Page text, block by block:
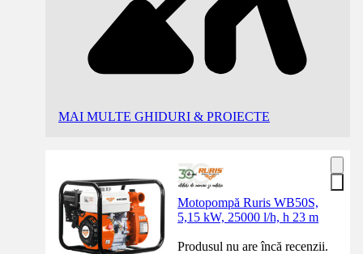
MAI MULTE GHIDURI & PROIECTE
Motopompă Ruris WB50S,
5,15 kW, 25000 l/h, h 23 m
Produsul nu are încă recenzii.